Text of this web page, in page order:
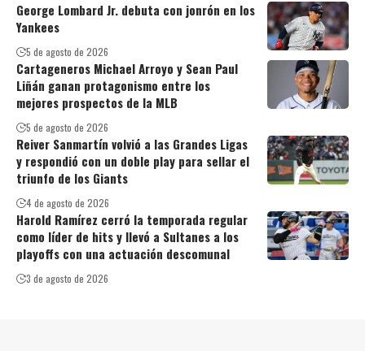
George Lombard Jr. debuta con jonrón en los
Yankees
5 de agosto de 2026
Cartageneros Michael Arroyo y Sean Paul
Liñán ganan protagonismo entre los
mejores prospectos de la MLB
5 de agosto de 2026
Reiver Sanmartín volvió a las Grandes Ligas
y respondió con un doble play para sellar el
triunfo de los Giants
4 de agosto de 2026
Harold Ramírez cerró la temporada regular
como líder de hits y llevó a Sultanes a los
playoffs con una actuación descomunal
3 de agosto de 2026